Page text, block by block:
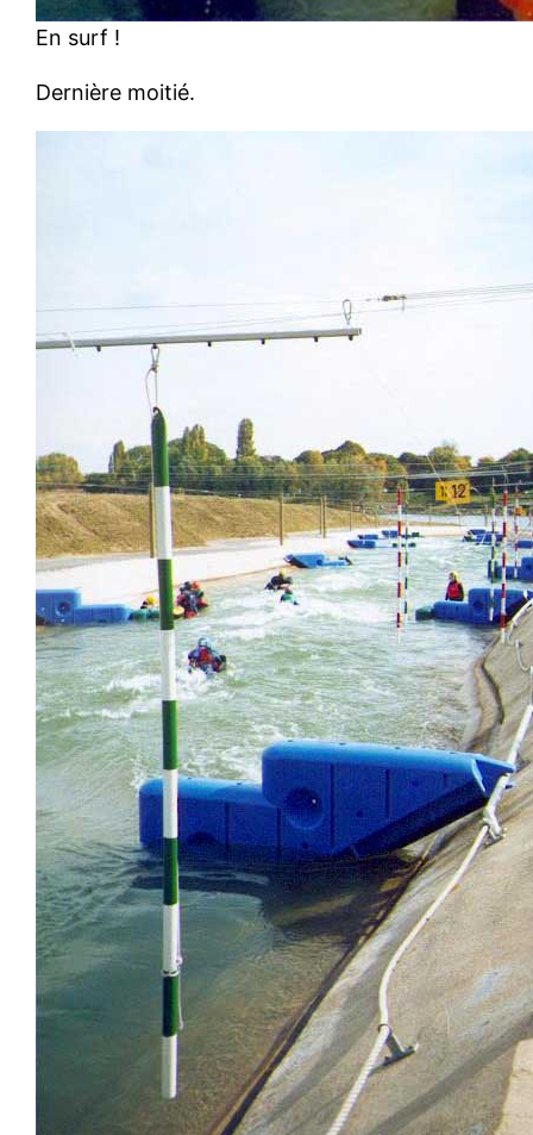
En surf !
Dernière moitié.